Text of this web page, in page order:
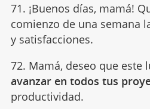
71. ¡Buenos días, mamá!
comienzo de una semana
y satisfacciones.
72. Mamá, deseo que este
avanzar en todos tus
productividad.